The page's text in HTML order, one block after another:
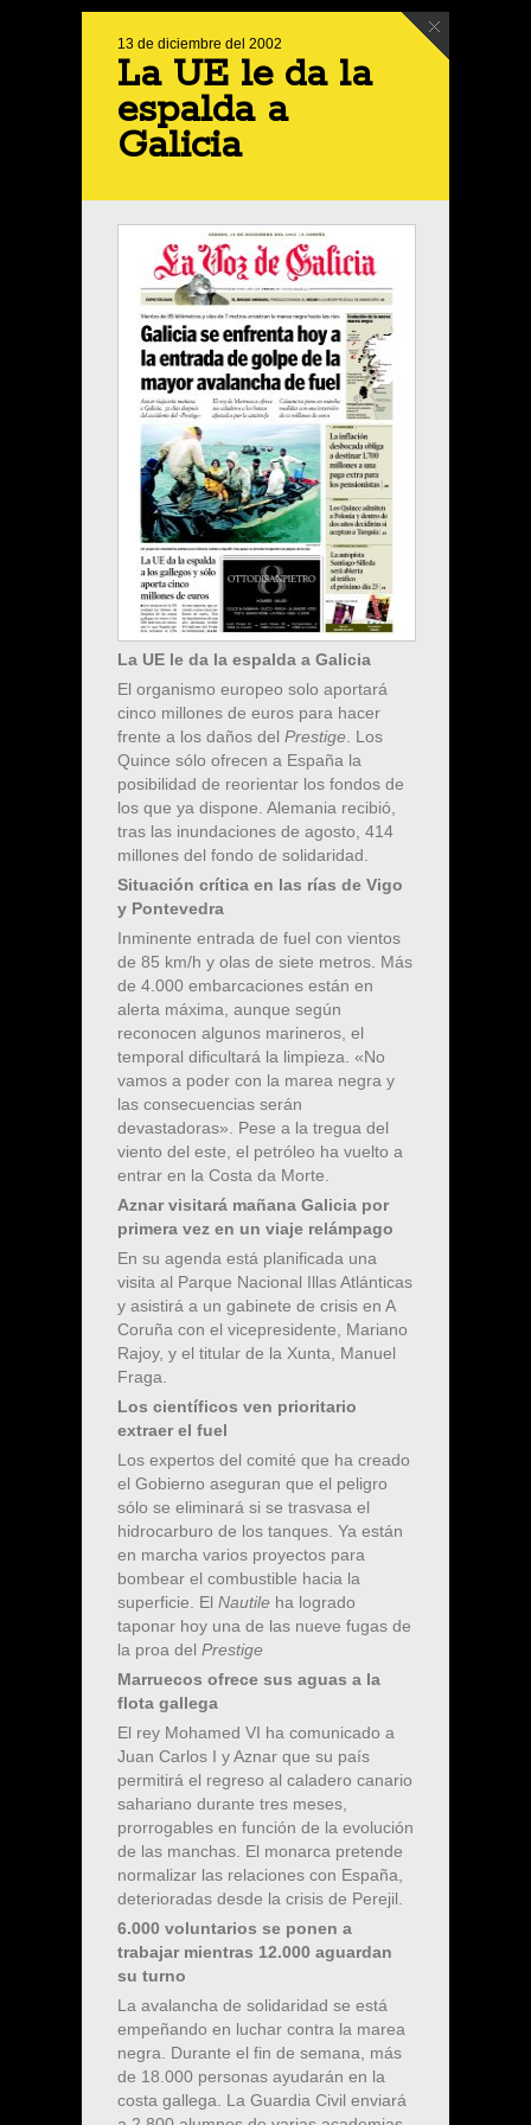
13 de diciembre del 2002
La UE le da la
espalda a
Galicia
La UE le da la espalda a Galicia
El organismo europeo solo aportará
cinco millones de euros para hacer
frente a los daños del Prestige . Los
Quince sólo ofrecen a España la
posibilidad de reorientar los fondos de
los que ya dispone. Alemania recibió,
tras las inundaciones de agosto, 414
millones del fondo de solidaridad.
Situación crítica en las rías de Vigo
y Pontevedra
Inminente entrada de fuel con vientos
de 85 km/h y olas de siete metros. Más
de 4.000 embarcaciones están en
alerta máxima, aunque según
reconocen algunos marineros, el
temporal dificultará la limpieza. «No
vamos a poder con la marea negra y
las consecuencias serán
devastadoras». Pese a la tregua del
viento del este, el petróleo ha vuelto a
entrar en la Costa da Morte.
Aznar visitará mañana Galicia por
primera vez en un viaje relámpago
En su agenda está planificada una
visita al Parque Nacional Illas Atlánticas
y asistirá a un gabinete de crisis en A
Coruña con el vicepresidente, Mariano
Rajoy, y el titular de la Xunta, Manuel
Fraga.
Los científicos ven prioritario
extraer el fuel
Los expertos del comité que ha creado
el Gobierno aseguran que el peligro
sólo se eliminará si se trasvasa el
hidrocarburo de los tanques. Ya están
en marcha varios proyectos para
bombear el combustible hacia la
superficie. El Nautile ha logrado
taponar hoy una de las nueve fugas de
la proa del Prestige
Marruecos ofrece sus aguas a la
flota gallega
El rey Mohamed VI ha comunicado a
Juan Carlos I y Aznar que su país
permitirá el regreso al caladero canario
sahariano durante tres meses,
prorrogables en función de la evolución
de las manchas. El monarca pretende
normalizar las relaciones con España,
deterioradas desde la crisis de Perejil.
6.000 voluntarios se ponen a
trabajar mientras 12.000 aguardan
su turno
La avalancha de solidaridad se está
empeñando en luchar contra la marea
negra. Durante el fin de semana, más
de 18.000 personas ayudarán en la
costa gallega. La Guardia Civil enviará